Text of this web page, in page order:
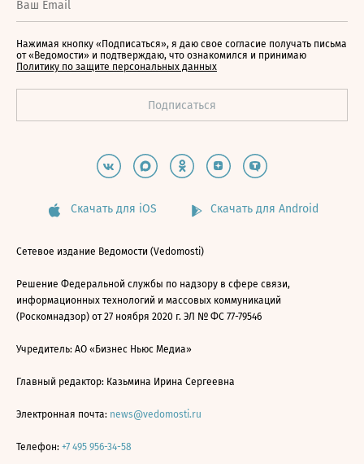
Нажимая кнопку «Подписаться», я даю свое согласие получать письма
от «Ведомости» и подтверждаю, что ознакомился и принимаю
Политику по защите персональных данных
Скачать для iOS Скачать для Android
Сетевое издание Ведомости (Vedomosti)
Решение Федеральной службы по надзору в сфере связи,
информационных технологий и массовых коммуникаций
(Роскомнадзор) от 27 ноября 2020 г. ЭЛ № ФС 77-79546
Учредитель: АО «Бизнес Ньюс Медиа»
Главный редактор: Казьмина Ирина Сергеевна
Электронная почта: news@vedomosti.ru
Телефон: +7 495 956-34-58